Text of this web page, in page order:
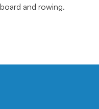
and rowing.